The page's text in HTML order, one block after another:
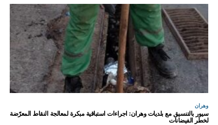
وهران
سيور بالتنسيق مع بلديات وهران: اجراءات استباقية مبكرة لمعالجة النقاط المعرّضة
لخطر الفيضانات